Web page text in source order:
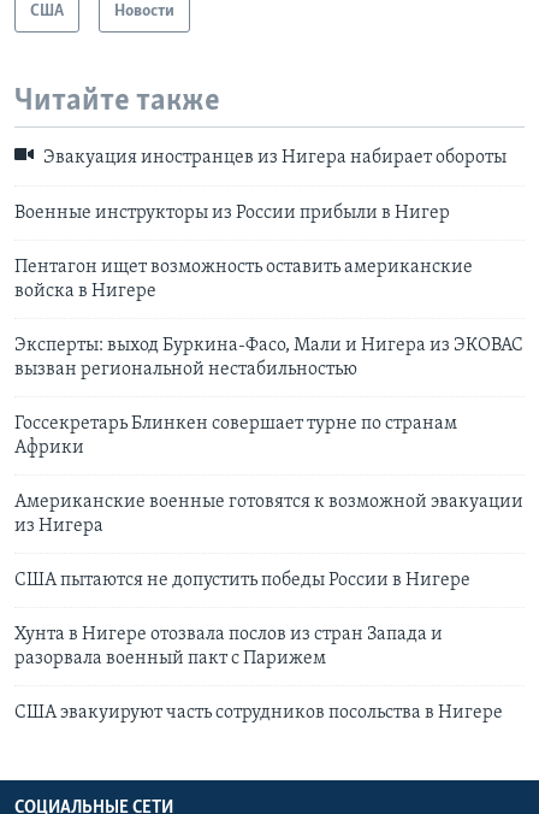
США Новости
Читайте также
Эвакуация иностранцев из Нигера набирает обороты
Военные инструкторы из России прибыли в Нигер
Пентагон ищет возможность оставить американские
войска в Нигере
Эксперты: выход Буркина-Фасо, Мали и Нигера из ЭКОВАС
вызван региональной нестабильностью
Госсекретарь Блинкен совершает турне по странам
Африки
Американские военные готовятся к возможной эвакуации
из Нигера
США пытаются не допустить победы России в Нигере
Хунта в Нигере отозвала послов из стран Запада и
разорвала военный пакт с Парижем
США эвакуируют часть сотрудников посольства в Нигере
СОЦИАЛЬНЫЕ СЕТИ